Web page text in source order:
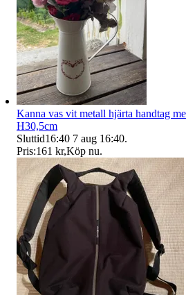
Kanna vas vit metall hjärta handtag
H30,5cm
Sluttid16:40 7 aug 16:40.
Pris:161 kr,Köp nu.